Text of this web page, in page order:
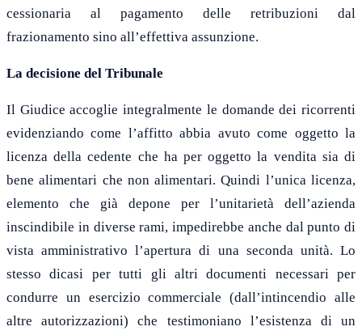
cessionaria al pagamento delle retribuzioni dal
frazionamento sino all’effettiva assunzione.
La decisione del Tribunale
Il Giudice accoglie integralmente le domande dei ricorrenti
evidenziando come l’affitto abbia avuto come oggetto la
licenza della cedente che ha per oggetto la vendita sia di
bene alimentari che non alimentari. Quindi l’unica licenza,
elemento che già depone per l’unitarietà dell’azienda
inscindibile in diverse rami, impedirebbe anche dal punto di
vista amministrativo l’apertura di una seconda unità. Lo
stesso dicasi per tutti gli altri documenti necessari per
condurre un esercizio commerciale (dall’intincendio alle
altre autorizzazioni) che testimoniano l’esistenza di un